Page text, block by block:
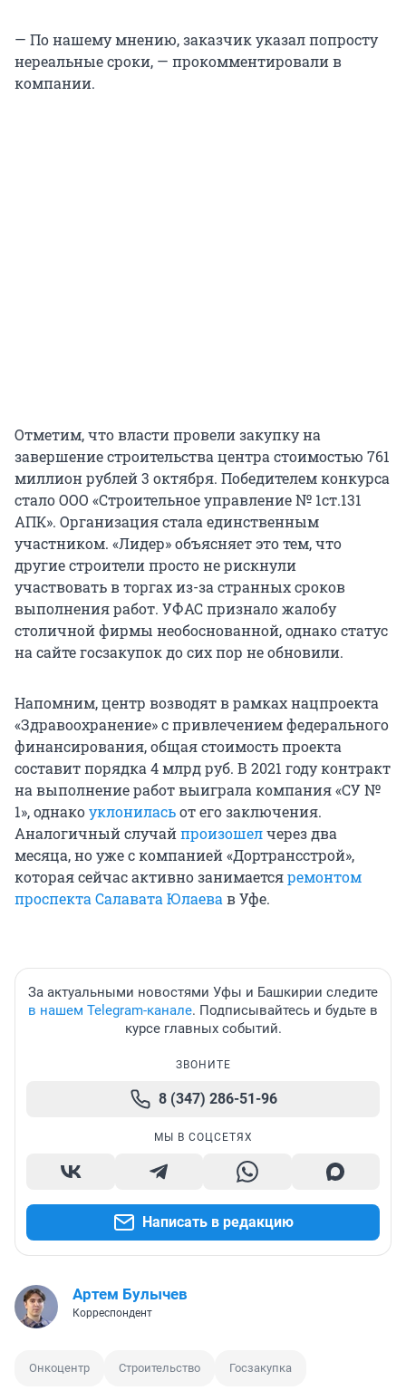
— По нашему мнению, заказчик указал попросту
нереальные сроки, — прокомментировали в
компании.
Отметим, что власти провели закупку на
завершение строительства центра стоимостью 761
миллион рублей 3 октября. Победителем конкурса
стало ООО «Строительное управление № 1ст.131
АПК». Организация стала единственным
участником. «Лидер» объясняет это тем, что
другие строители просто не рискнули
участвовать в торгах из-за странных сроков
выполнения работ. УФАС признало жалобу
столичной фирмы необоснованной, однако статус
на сайте госзакупок до сих пор не обновили.
Напомним, центр возводят в рамках нацпроекта
«Здравоохранение» с привлечением федерального
финансирования, общая стоимость проекта
составит порядка 4 млрд руб. В 2021 году контракт
на выполнение работ выиграла компания «СУ №
1», однакоуклониласьот его заключения.
Аналогичный случайпроизошелчерез два
месяца, но уже с компанией «Дортрансстрой»,
которая сейчас активно занимаетсяремонтом
проспекта Салавата Юлаевав Уфе.
За актуальными новостями Уфы и Башкирии следите
в нашем Telegram-канале. Подписывайтесь и будьте в
курсе главных событий.
ЗВОНИТЕ
8 (347) 286-51-96
МЫ В СОЦСЕТЯХ
Написать в редакцию
Артем Булычев
Корреспондент
Онкоцентр Строительство Госзакупка